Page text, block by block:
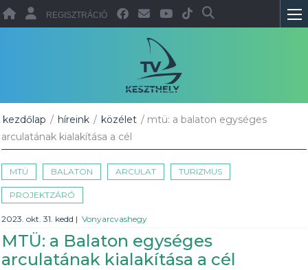
REGISZTRÁCIÓ
kezdőlap / híreink / közélet / mtü: a balaton egységes
arculatának kialakítása a cél
MTÜ BALATON ARCULAT TURIZMUS
PROJEKTZÁRÓ
2023. okt. 31. kedd | Vonyarcvashegy
MTÜ: a Balaton egységes
arculatának kialakítása a cél